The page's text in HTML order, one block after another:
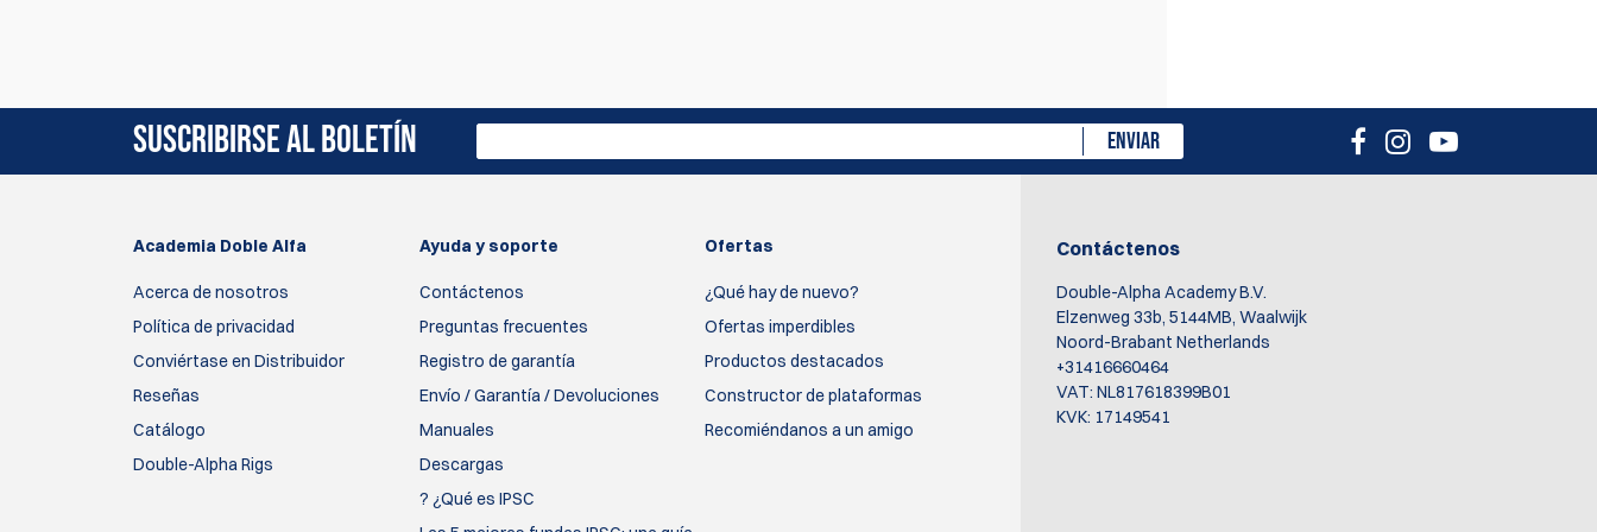
SUSCRIBIRSE AL BOLETÍN ENVIAR
Academia Doble Alfa
Acerca de nosotros
Política de privacidad
Conviértase en Distribuidor
Reseñas
Catálogo
Double-Alpha Rigs
Ayuda y soporte
Contáctenos
Preguntas frecuentes
Registro de garantía
Envío / Garantía / Devoluciones
Manuales
Descargas
? ¿Qué es IPSC
Ofertas
¿Qué hay de nuevo?
Ofertas imperdibles
Productos destacados
Constructor de plataformas
Recomiéndanos a un amigo
Contáctenos
Double-Alpha Academy B.V.
Elzenweg 33b, 5144MB, Waalwijk
Noord-Brabant Netherlands
+31416660464
VAT: NL817618399B01
KVK: 17149541